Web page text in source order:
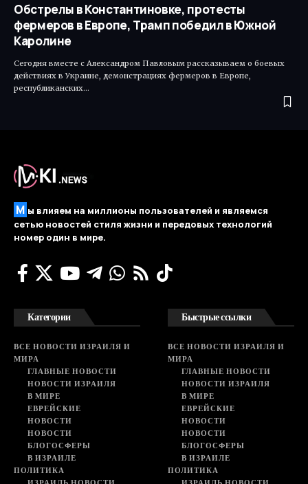
Обстрелы в Константиновке, протесты
фермеров в Европе, Трамп победил в Южной
Каролине
Сегодня вместе с Александром Павловым рассказываем о боевых
действиях в Украине, демонстрациях фермеров в Европе,
республиканских…
М ы влияем на миллионы пользователей и являемся
сетью новостей стиля жизни и передовых технологий
номер один в мире.
Категории
ВСЕ НОВОСТИ ИЗРАИЛЯ И
МИРА
ГЛАВНЫЕ НОВОСТИ
НОВОСТИ ИЗРАИЛЯ
В МИРЕ
ЕВРЕЙСКИЕ
НОВОСТИ
НОВОСТИ
БЛОГОСФЕРЫ
В ИЗРАИЛЕ
ПОЛИТИКА
Быстрые ссылки
ВСЕ НОВОСТИ ИЗРАИЛЯ И
МИРА
ГЛАВНЫЕ НОВОСТИ
НОВОСТИ ИЗРАИЛЯ
В МИРЕ
ЕВРЕЙСКИЕ
НОВОСТИ
НОВОСТИ
БЛОГОСФЕРЫ
В ИЗРАИЛЕ
ПОЛИТИКА